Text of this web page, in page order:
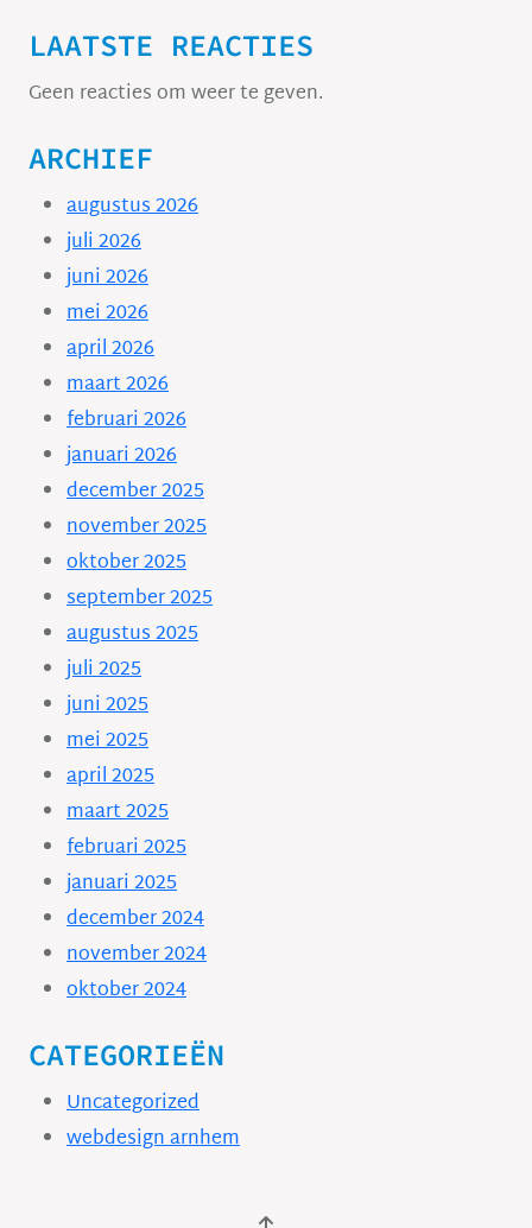
LAATSTE REACTIES
Geen reacties om weer te geven.
ARCHIEF
augustus 2026
juli 2026
juni 2026
mei 2026
april 2026
maart 2026
februari 2026
januari 2026
december 2025
november 2025
oktober 2025
september 2025
augustus 2025
juli 2025
juni 2025
mei 2025
april 2025
maart 2025
februari 2025
januari 2025
december 2024
november 2024
oktober 2024
CATEGORIEËN
Uncategorized
webdesign arnhem